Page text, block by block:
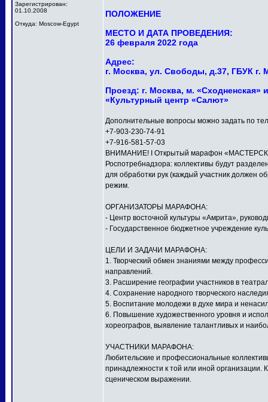
Зарегистрирован:
01.10.2008
Откуда: Moscow-Egypt
ПОЛОЖЕНИЕ
МЕСТО И ДАТА ПРОВЕДЕНИЯ:
26 февраля 2022 года
Адрес:
г. Москва, ул. Свободы, д.37, ГБУК
Проезд: г. Москва, м. «Сходненская»
«Культурный центр «Салют»
Дополнительные вопросы можно задать по
+7-903-230-74-91
+7-916-581-57-03
ВНИМАНИЕ! I Открытый марафон
Роспотребнадзора: коллективы будут
для обработки рук (каждый участник должен
режим.
ОРГАНИЗАТОРЫ МАРАФОНА:
- Центр восточной культуры «Амрита»,
- Государственное бюджетное учреждение
ЦЕЛИ И ЗАДАЧИ МАРАФОНА:
1. Творческий обмен знаниями между
направлений.
3. Расширение географии участников в
4. Сохранение народного творческого
5. Воспитание молодежи в духе мира и
6. Повышение художественного уровня и
хореографов, выявление талантливых и
УЧАСТНИКИ МАРАФОНА:
Любительские и профессиональные
принадлежности к той или иной организации.
сценическом выражении.